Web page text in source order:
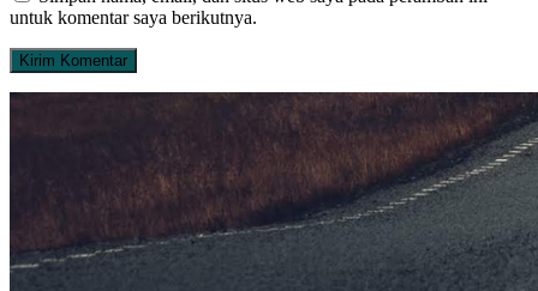
untuk komentar saya berikutnya.